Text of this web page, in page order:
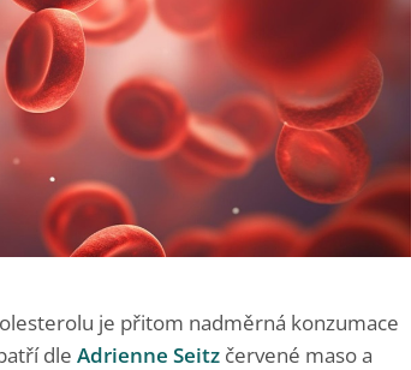
je přitom nadměrná konzumace
dle Adrienne Seitz červené maso a